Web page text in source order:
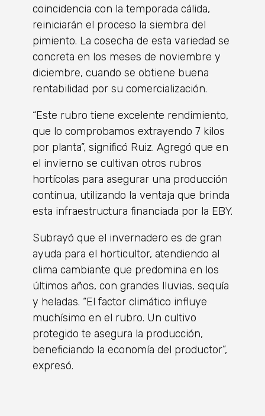
coincidencia con la temporada cálida,
reiniciarán el proceso la siembra del
pimiento. La cosecha de esta variedad se
concreta en los meses de noviembre y
diciembre, cuando se obtiene buena
rentabilidad por su comercialización.
“Este rubro tiene excelente rendimiento,
que lo comprobamos extrayendo 7 kilos
por planta”, significó Ruiz. Agregó que en
el invierno se cultivan otros rubros
hortícolas para asegurar una producción
continua, utilizando la ventaja que brinda
esta infraestructura financiada por la EBY.
Subrayó que el invernadero es de gran
ayuda para el horticultor, atendiendo al
clima cambiante que predomina en los
últimos años, con grandes lluvias, sequía
y heladas. “El factor climático influye
muchísimo en el rubro. Un cultivo
protegido te asegura la producción,
beneficiando la economía del productor”,
expresó.